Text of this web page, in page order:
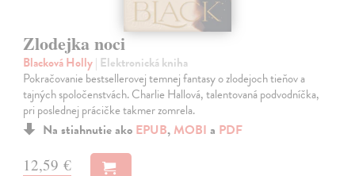
Zlodejka noci
Blacková Holly| Elektronická kniha
Pokračovanie bestsellerovej temnej fantasy o zlodejoch tieňov a
tajných spoločenstvách. Charlie Hallová, talentovaná podvodníčka,
pri poslednej prácičke takmer zomrela.
Na stiahnutie ako EPUB, MOBI a PDF
12,59 €